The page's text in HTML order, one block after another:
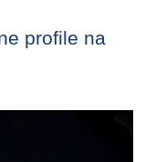
profile na